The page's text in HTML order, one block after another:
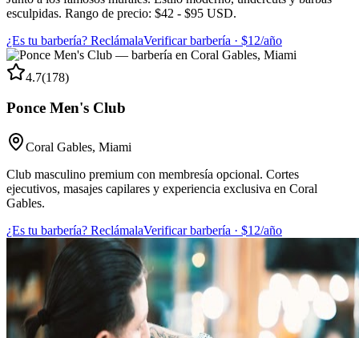
esculpidas. Rango de precio: $42 - $95 USD.
¿Es tu barbería? ReclámalaVerificar barbería · $12/año
4.7(178)
Ponce Men's Club
Coral Gables, Miami
Club masculino premium con membresía opcional. Cortes
ejecutivos, masajes capilares y experiencia exclusiva en Coral
Gables.
¿Es tu barbería? ReclámalaVerificar barbería · $12/año